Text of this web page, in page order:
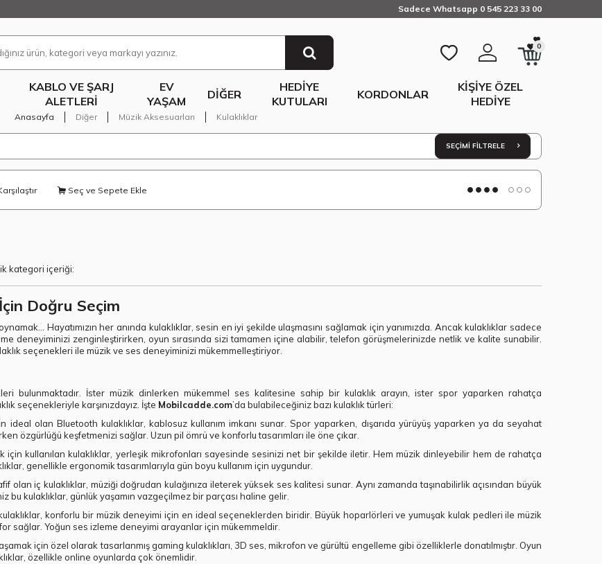
Sadece Whatsapp 0 545 223 33 00
0
KABLO VE ŞARJ
ALETLERI
EV
YAŞAM
DIĞER
HEDIYE
KUTULARI
KORDONLAR
KIŞIYE ÖZEL
HEDIYE
Anasayfa Diğer Müzik Aksesuarları Kulaklıklar
SEÇIMI FILTRELE
Seç ve Sepete Ekle
kategori içeriği:
Doğru Seçim
Hayatımızın her anında kulaklıklar, sesin en iyi şekilde ulaşmasını sağlamak için yanımızda. Ancak kulaklıklar sadece
deneyiminizi zenginleştirirken, oyun sırasında sizi tamamen içine alabilir, telefon görüşmelerinizde netlik ve kalite sunabilir.
seçenekleri ile müzik ve ses deneyiminizi mükemmelleştiriyor.
bulunmaktadır. İster müzik dinlerken mükemmel ses kalitesine sahip bir kulaklık arayın, ister spor yaparken rahatça
seçenekleriyle karşınızdayız. İşte Mobilcadde.com’da bulabileceğiniz bazı kulaklık türleri:
ideal olan Bluetooth kulaklıklar, kablosuz kullanım imkanı sunar. Spor yaparken, dışarıda yürüyüş yaparken ya da seyahat
özgürlüğü keşfetmenizi sağlar. Uzun pil ömrü ve konforlu tasarımları ile öne çıkar.
için kullanılan kulaklıklar, yerleşik mikrofonları sayesinde sesinizi net bir şekilde iletir. Hem müzik dinleyebilir hem de rahatça
genellikle ergonomik tasarımlarıyla gün boyu kullanım için uygundur.
olan iç kulaklıklar, müziği doğrudan kulağınıza ileterek yüksek ses kalitesi sunar. Aynı zamanda taşınabilirlik açısından büyük
kulaklıklar, günlük yaşamın vazgeçilmez bir parçası haline gelir.
konforlu bir müzik deneyimi için en ideal seçeneklerden biridir. Büyük hoparlörleri ve yumuşak kulak pedleri ile müzik
sağlar. Yoğun ses izleme deneyimi arayanlar için mükemmeldir.
için özel olarak tasarlanmış gaming kulaklıkları, 3D ses, mikrofon ve gürültü engelleme gibi özelliklerle donatılmıştır. Oyun
özellikle online oyunlarda çok önemlidir.